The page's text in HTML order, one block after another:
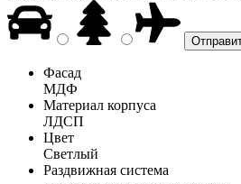
Фасад
МДФ
Материал корпуса
ЛДСП
Цвет
Светлый
Раздвижная система